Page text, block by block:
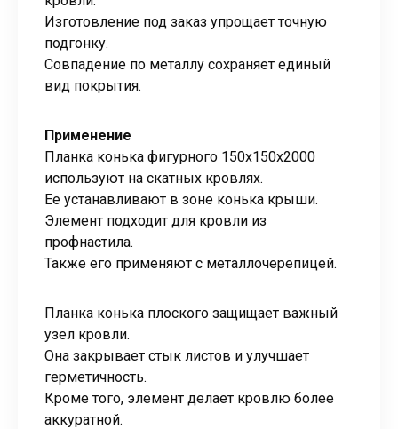
Изготовление под заказ упрощает точную
подгонку.
Совпадение по металлу сохраняет единый
вид покрытия.
Применение
Планка конька фигурного 150х150х2000
используют на скатных кровлях.
Ее устанавливают в зоне конька крыши.
Элемент подходит для кровли из
профнастила.
Также его применяют с металлочерепицей.
Планка конька плоского защищает важный
узел кровли.
Она закрывает стык листов и улучшает
герметичность.
Кроме того, элемент делает кровлю более
аккуратной.